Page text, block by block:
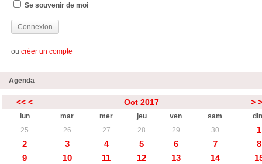
Se souvenir de moi
ou créer un compte
Agenda
<< < Oct 2017 >
lun mar mer jeu ven sam
25
26 27 28 29 30
1
2
3 4 5 6 7
8
9
10 11 12 13 14